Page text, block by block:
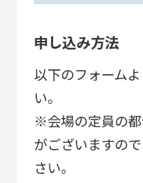
申し込み方法
以下のフォーム
い。
※会場の定員の
がございますの
さい。